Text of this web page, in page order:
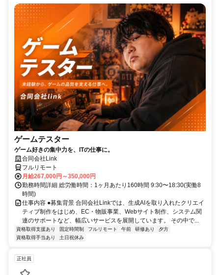
ゲームテスター
ゲーム好きの集中力を、ITの仕事に。
合同会社Link
フルリモート
月給267,000円～350,000円
勤務時間詳細 総労働時間：1ヶ月あたり160時間 9:30〜18:30(実働8
時間)
仕事内容 ●募集背景 合同会社Linkでは、生成AIを取り入れたクリエイ
ティブ制作をはじめ、EC・物販事業、Webサイト制作、システム関
連のサポートなど、幅広いサービスを展開しています。 その中で...
資格取得支援あり 固定時間制 フルリモート 午前 研修あり
夕方
資格取得手当あり
土日祝休み
正社員